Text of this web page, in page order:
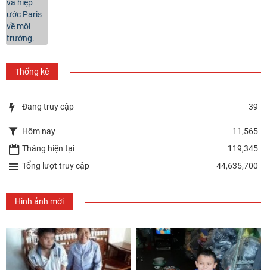
Thống kê
Đang truy cập 39
Hôm nay
11,565
Tháng hiện tại
119,345
Tổng lượt truy cập
44,635,700
Hình ảnh mới